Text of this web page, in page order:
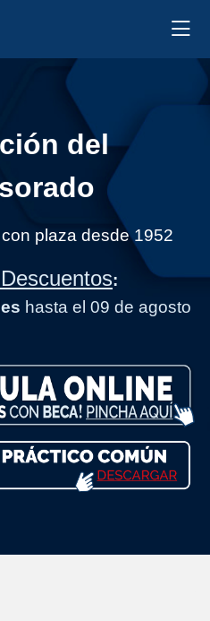
del
plaza desde 1952
:
hasta el 09 de agosto